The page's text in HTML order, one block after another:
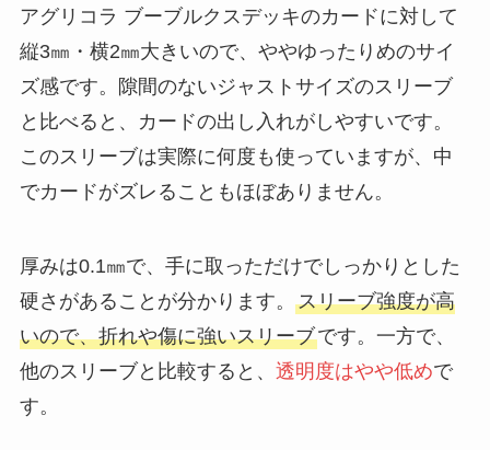
アグリコラ ブーブルクスデッキのカードに対して
縦3㎜・横2㎜大きいので、ややゆったりめのサイ
ズ感です。隙間のないジャストサイズのスリーブ
と比べると、カードの出し入れがしやすいです。
このスリーブは実際に何度も使っていますが、中
でカードがズレることもほぼありません。
厚みは0.1㎜で、手に取っただけでしっかりとした
硬さがあることが分かります。 スリーブ強度が高
いので、折れや傷に強いスリーブです。一方で、
他のスリーブと比較すると、 透明度はやや低めで
す。